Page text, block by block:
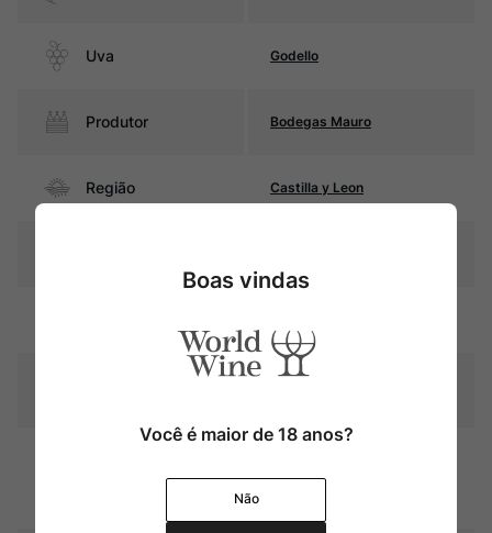
Uva Godello
Produtor Bodegas Mauro
Região Castilla y Leon
esverdeados
Graduação Alcóoli
Amadurecimento
Boas vindas
Você é maior de 18 anos?
Não